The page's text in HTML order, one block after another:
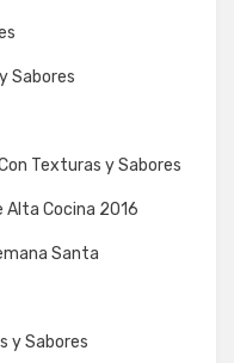
Sabores
Texturas y Sabores
Alta Cocina 2016
Santa
y Sabores